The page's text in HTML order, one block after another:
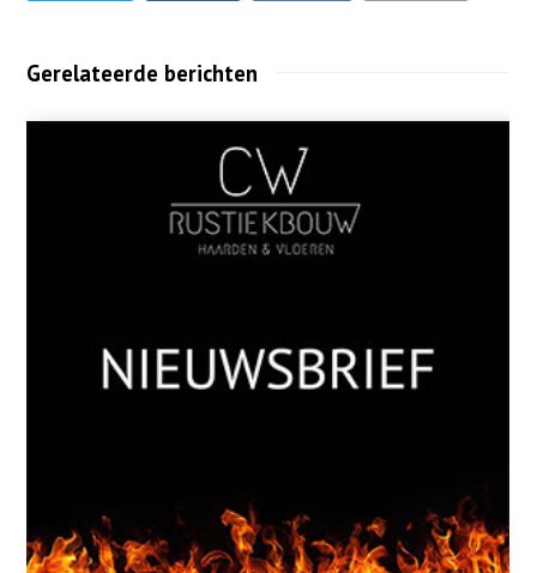
Gerelateerde berichten